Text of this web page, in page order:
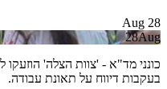
28
Aug
28Aug
כונני מד"א - 'צוות הצלה'
בעקבות דיווח על תאונת עבודה.